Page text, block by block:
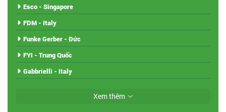
Esco - Singapore
FDM - Italy
Funke Gerber - Đức
FYI - Trung Quốc
Gabbrielli - Italy
Xem thêm